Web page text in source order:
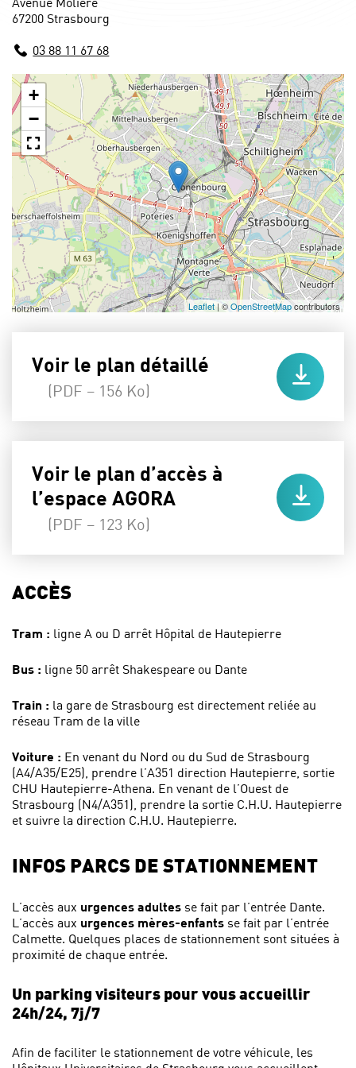
67200 Strasbourg
03 88 11 67 68
+
−
Leaflet | ©OpenStreetMapcontributors
Voir le plan détaillé
(PDF – 156 Ko)
Voir le plan d’accès à
l’espace AGORA
(PDF – 123 Ko)
ACCÈS
Tram : ligne A ou D arrêt Hôpital de Hautepierre
Bus : ligne 50 arrêt Shakespeare ou Dante
Train : la gare de Strasbourg est directement reliée au
réseau Tram de la ville
Voiture : En venant du Nord ou du Sud de Strasbourg
(A4/A35/E25), prendre l’A351 direction Hautepierre, sortie
CHU Hautepierre-Athena. En venant de l’Ouest de
Strasbourg (N4/A351), prendre la sortie C.H.U. Hautepierre
et suivre la direction C.H.U. Hautepierre.
INFOS PARCS DE STATIONNEMENT
L’accès aux urgences adultes se fait par l’entrée Dante.
L’accès aux urgences mères-enfants se fait par l’entrée
Calmette. Quelques places de stationnement sont situées à
proximité de chaque entrée.
Un parking visiteurs pour vous accueillir
24h/24, 7j/7
Afin de faciliter le stationnement de votre véhicule, les